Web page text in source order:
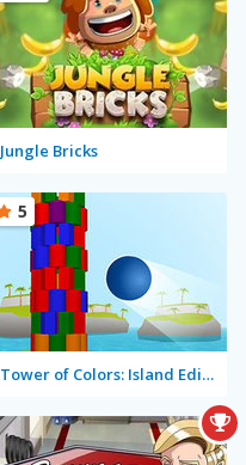
Jungle Bricks
Tower of Colors: Island Edition
5